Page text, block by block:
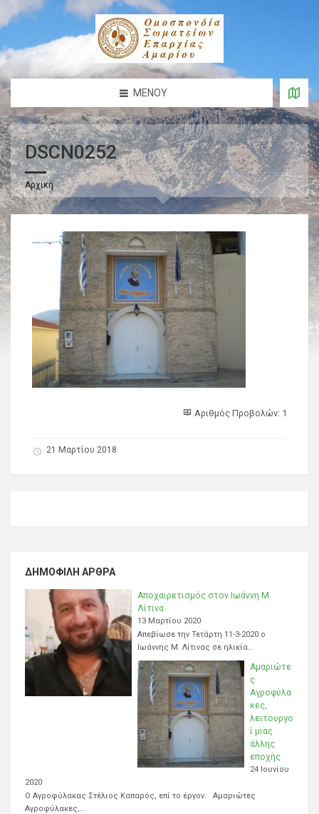
ΜΕΝΟΎ
DSCN0252
Αρχική
Αριθμός Προβολών: 1
21 Μαρτίου 2018
ΔΗΜΟΦΙΛΉ ΆΡΘΡΑ
Αποχαιρετισμός στον Ιωάννη Μ.
Λίτινα
13 Μαρτίου 2020
Απεβίωσε την Τετάρτη 11-3-2020 ο
Ιωάννης Μ. Λίτινας σε ηλικία…
Αμαριώτε
ς
Αγροφύλα
κες,
λειτουργο
ί μιας
άλλης
εποχής
24 Ιουνίου
2020
Ο Αγροφύλακας Στέλιος Καπαρός, επί το έργον. Αμαριώτες
Αγροφύλακες,…